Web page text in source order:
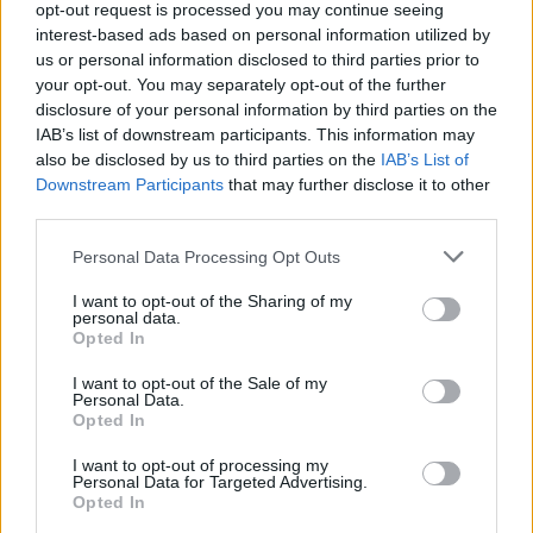
opt-out request is processed you may continue seeing
interest-based ads based on personal information utilized by
us or personal information disclosed to third parties prior to
your opt-out. You may separately opt-out of the further
disclosure of your personal information by third parties on the
IAB’s list of downstream participants. This information may
also be disclosed by us to third parties on the IAB’s List of
Downstream Participants that may further disclose it to other
Personal Data Processing Opt Outs
I want to opt-out of the Sharing of my
personal data.
Opted In
I want to opt-out of the Sale of my
Personal Data.
Opted In
I want to opt-out of processing my
Personal Data for Targeted Advertising.
Opted In
Mire gyűjtenek a koncerten?
A koncertre előzetesen is lehetett támogatói jegyeket venni, de a
helyszínen is gyűjtenek adományokat az önkéntesek – ez az összeg
is a Tanítanék sztrájkalapjába megy, amelyből azokat a